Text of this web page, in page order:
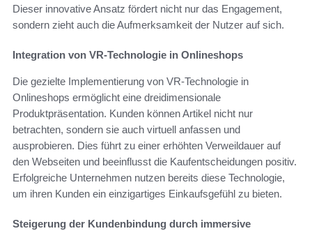
Dieser innovative Ansatz fördert nicht nur das Engagement,
sondern zieht auch die Aufmerksamkeit der Nutzer auf sich.
Integration von VR-Technologie in Onlineshops
Die gezielte Implementierung von VR-Technologie in
Onlineshops ermöglicht eine dreidimensionale
Produktpräsentation. Kunden können Artikel nicht nur
betrachten, sondern sie auch virtuell anfassen und
ausprobieren. Dies führt zu einer erhöhten Verweildauer auf
den Webseiten und beeinflusst die Kaufentscheidungen positiv.
Erfolgreiche Unternehmen nutzen bereits diese Technologie,
um ihren Kunden ein einzigartiges Einkaufsgefühl zu bieten.
Steigerung der Kundenbindung durch immersive